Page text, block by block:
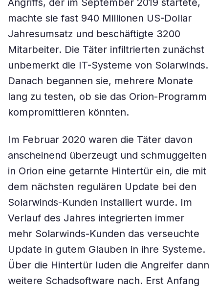
Angriffs, der im September 2019 startete,
machte sie fast 940 Millionen US-Dollar
Jahresumsatz und beschäftigte 3200
Mitarbeiter. Die Täter infiltrierten zunächst
unbemerkt die IT-Systeme von Solarwinds.
Danach begannen sie, mehrere Monate
lang zu testen, ob sie das Orion-Programm
kompromittieren könnten.
Im Februar 2020 waren die Täter davon
anscheinend überzeugt und schmuggelten
in Orion eine getarnte Hintertür ein, die mit
dem nächsten regulären Update bei den
Solarwinds-Kunden installiert wurde. Im
Verlauf des Jahres integrierten immer
mehr Solarwinds-Kunden das verseuchte
Update in gutem Glauben in ihre Systeme.
Über die Hintertür luden die Angreifer dann
weitere Schadsoftware nach. Erst Anfang